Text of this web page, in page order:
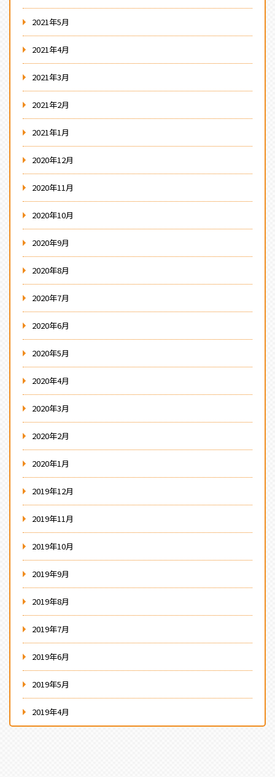
2021年5月
2021年4月
2021年3月
2021年2月
2021年1月
2020年12月
2020年11月
2020年10月
2020年9月
2020年8月
2020年7月
2020年6月
2020年5月
2020年4月
2020年3月
2020年2月
2020年1月
2019年12月
2019年11月
2019年10月
2019年9月
2019年8月
2019年7月
2019年6月
2019年5月
2019年4月